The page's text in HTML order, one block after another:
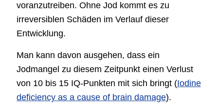
voranzutreiben. Ohne Jod kommt es zu
irreversiblen Schäden im Verlauf dieser
Entwicklung.
Man kann davon ausgehen, dass ein
Jodmangel zu diesem Zeitpunkt einen Verlust
von 10 bis 15 IQ-Punkten mit sich bringt (Iodine
deficiency as a cause of brain damage).